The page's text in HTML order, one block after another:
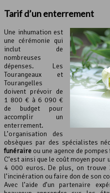
Tarif d’un enterrement
Une inhumation est
une cérémonie qui
inclut de
nombreuses
dépenses. Les
Tourangeaux et
Tourangelles
doivent prévoir de
1 800 € à 6 090 €
de budget pour
accomplir un
enterrement.
L’organisation des
obsèques par des spécialistes
funéraire ou une agence de
C’est ainsi que le coût moyen
4 000 euros. De plus, on trouve
l’incinération ou faire don de son
Avec l’aide d’un partenaire